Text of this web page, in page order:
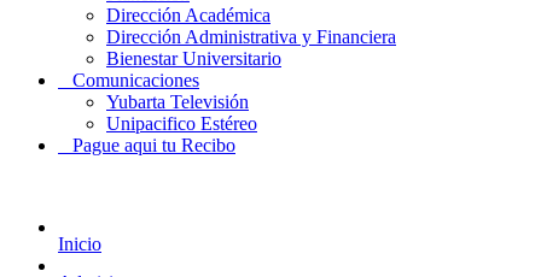
Dirección Académica
Dirección Administrativa y Financiera
Bienestar Universitario
Comunicaciones
Yubarta Televisión
Unipacifico Estéreo
Pague aqui tu Recibo
Inicio